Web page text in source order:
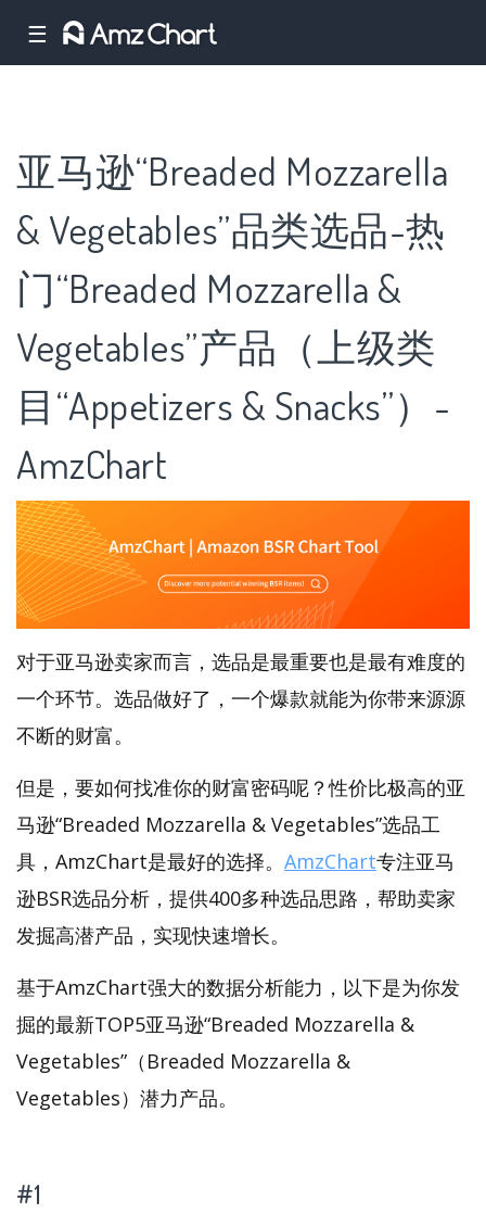
☰
亚马逊“Breaded Mozzarella
& Vegetables”品类选品-热
门“Breaded Mozzarella &
Vegetables”产品（上级类
目“Appetizers & Snacks”）-
AmzChart
对于亚马逊卖家而言，选品是最重要也是最有难度的
一个环节。选品做好了，一个爆款就能为你带来源源
不断的财富。
但是，要如何找准你的财富密码呢？性价比极高的亚
马逊“Breaded Mozzarella & Vegetables”选品工
具，AmzChart是最好的选择。 AmzChart专注亚马
逊BSR选品分析，提供400多种选品思路，帮助卖家
发掘高潜产品，实现快速增长。
基于AmzChart强大的数据分析能力，以下是为你发
掘的最新TOP5亚马逊“Breaded Mozzarella &
Vegetables”（Breaded Mozzarella &
Vegetables）潜力产品。
#1